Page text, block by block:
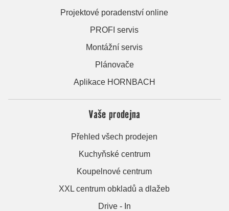
Projektové poradenství online
PROFI servis
Montážní servis
Plánovače
Aplikace HORNBACH
Vaše prodejna
Přehled všech prodejen
Kuchyňské centrum
Koupelnové centrum
XXL centrum obkladů a dlažeb
Drive - In